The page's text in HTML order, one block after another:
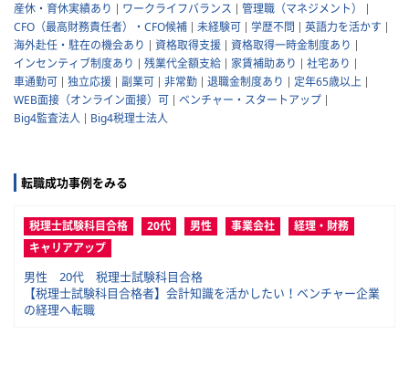
産休・育休実績あり
ワークライフバランス
管理職（マネジメント）
CFO（最高財務責任者）・CFO候補
未経験可 学歴不問
英語力を活かす
海外赴任・駐在の機会あり
資格取得支援
資格取得一時金制度あり
インセンティブ制度あり
残業代全額支給 家賃補助あり
社宅あり
車通勤可
独立応援 副業可 非常勤 退職金制度あり
定年65歳以上
WEB面接（オンライン面接）可
ベンチャー・スタートアップ
Big4監査法人
Big4税理士法人
転職成功事例をみる
税理士試験科目合格 20代 男性 事業会社
経理・財務
キャリアアップ
男性 20代 税理士試験科目合格
【税理士試験科目合格者】会計知識を活かしたい！ベンチャー企業
の経理へ転職